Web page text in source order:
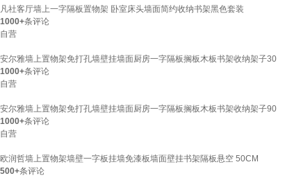
凡社客厅墙上一字隔板置物架 卧室床头墙面简约收纳书架黑色套装
1000+条评论
自营
安尔雅墙上置物架免打孔墙壁挂墙面厨房一字隔板搁板木板书架收纳架子30
1000+条评论
自营
安尔雅墙上置物架免打孔墙壁挂墙面厨房一字隔板搁板木板书架收纳架子90
1000+条评论
自营
欧润哲墙上置物架墙壁一字板挂墙免漆板墙面壁挂书架隔板悬空 50CM
500+条评论